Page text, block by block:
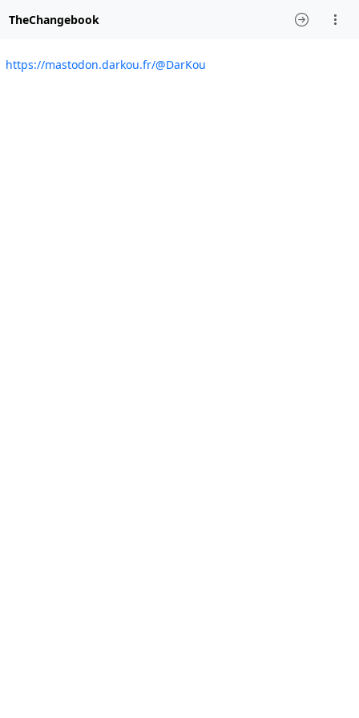
TheChangebook
https://mastodon.darkou.fr/@DarKou